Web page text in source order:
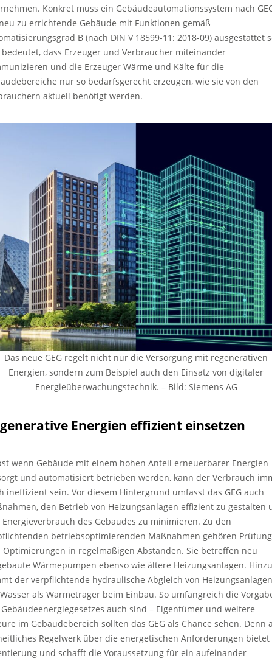
Konkret muss ein Gebäudeautomationssystem nach
zu errichtende Gebäude mit Funktionen gemäß
B (nach DIN V 18599-11: 2018-09) ausgestattet
bedeutet, dass Erzeuger und Verbraucher miteinander
und die Erzeuger Wärme und Kälte für die
nur so bedarfsgerecht erzeugen, wie sie von den
aktuell benötigt werden.
Das neue GEG regelt nicht nur die Versorgung mit regenerativen
Energien, sondern zum Beispiel auch den Einsatz von digitaler
Energieüberwachungstechnik. – Bild: Siemens AG
Energien effizient einsetzen
wenn Gebäude mit einem hohen Anteil erneuerbarer Energien
und automatisiert betrieben werden, kann der Verbrauch
ineffizient sein. Vor diesem Hintergrund umfasst das GEG auch
den Betrieb von Heizungsanlagen effizient zu gestalten
des Gebäudes zu minimieren. Zu den
betriebsoptimierenden Maßnahmen gehören
Optimierungen in regelmäßigen Abständen. Sie betreffen neu
Wärmepumpen ebenso wie ältere Heizungsanlagen. Hinzu
der verpflichtende hydraulische Abgleich von Heizungsanlagen
als Wärmeträger beim Einbau. So umfangreich die
auch sind – Eigentümer und weitere
im Gebäudebereich sollten das GEG als Chance sehen. Denn
Regelwerk über die energetischen Anforderungen bietet
und schafft die Voraussetzung für ein aufeinander